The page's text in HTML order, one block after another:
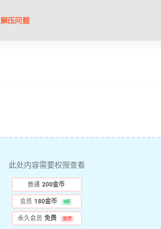
解压问题
此处内容需要权限查看
普通 200金币
会员 180金币 9折
永久会员 免费 推荐